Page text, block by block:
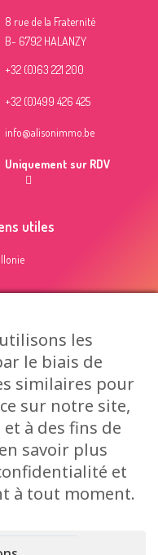
8 rue de la Fraternité
B- 6792 HALANZY
+32 (0)63 221 200
+32 (0)499 426 425
info@alisonimmo.be
Uniquement sur RDV
utiles
-
: BTW-BE 0719 958
les
le biais de
similaires pour
sur notre site,
à des fins de
savoir plus
et
à tout moment.